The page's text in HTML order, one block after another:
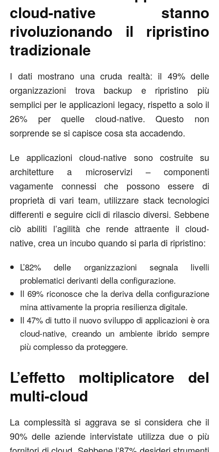
cloud-native stanno
rivoluzionando il ripristino
tradizionale
I dati mostrano una cruda realtà: il 49% delle
organizzazioni trova backup e ripristino più
semplici per le applicazioni legacy, rispetto a solo il
26% per quelle cloud-native. Questo non
sorprende se si capisce cosa sta accadendo.
Le applicazioni cloud-native sono costruite su
architetture a microservizi – componenti
vagamente connessi che possono essere di
proprietà di vari team, utilizzare stack tecnologici
differenti e seguire cicli di rilascio diversi. Sebbene
ciò abiliti l’agilità che rende attraente il cloud-
native, crea un incubo quando si parla di ripristino:
L’82% delle organizzazioni segnala livelli
problematici derivanti della configurazione.
Il 69% riconosce che la deriva della configurazione
mina attivamente la propria resilienza digitale.
Il 47% di tutto il nuovo sviluppo di applicazioni è ora
cloud-native, creando un ambiente ibrido sempre
più complesso da proteggere.
L’effetto moltiplicatore del
multi-cloud
La complessità si aggrava se si considera che il
90% delle aziende intervistate utilizza due o più